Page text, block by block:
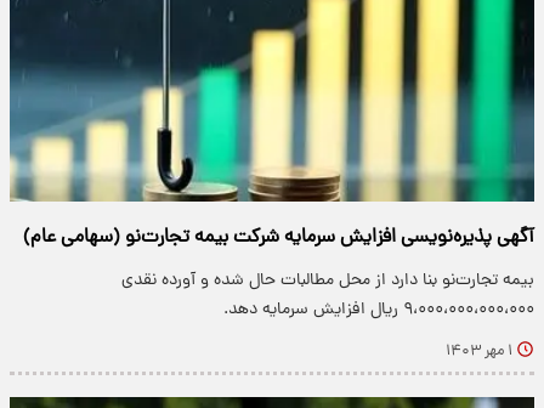
آگهی پذیره‌نویسی افزایش سرمایه شرکت بیمه تجارت‌نو (سهامی عام)
بیمه تجارت‌نو بنا دارد از محل مطالبات حال شده و آورده نقدی
۹،۰۰۰،۰۰۰،۰۰۰،۰۰۰ ریال افزایش سرمایه دهد.
۱ مهر ۱۴۰۳